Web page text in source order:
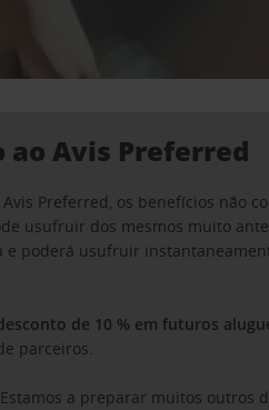
ao Avis Preferred
Preferred, os benefícios não
usufruir dos mesmos muito
poderá usufruir
de 10 % em futuros
parceiros.
a preparar muitos outros